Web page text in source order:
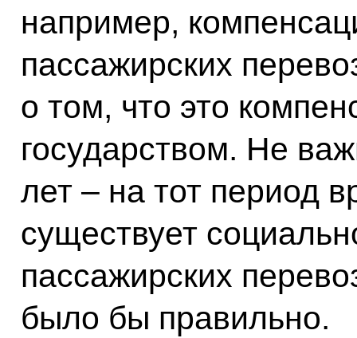
например,
пассажирских
о том, что это
государством. Не
лет – на тот период
существует
пассажирских
было бы правильно.